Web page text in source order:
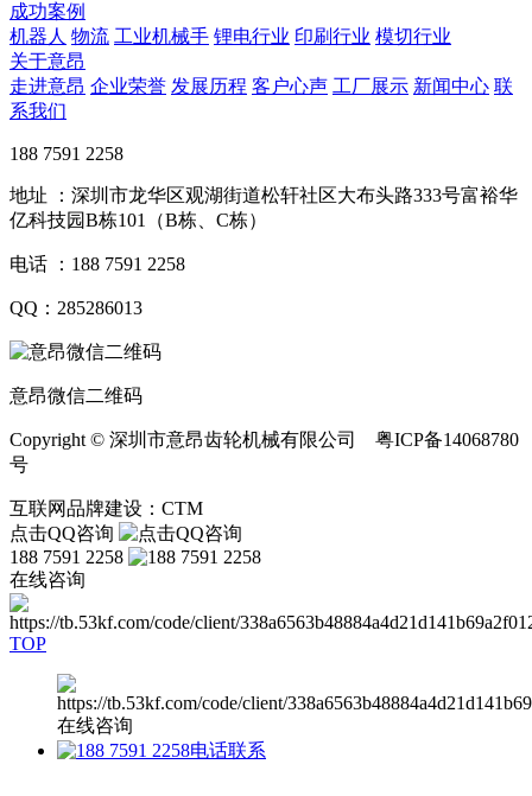
成功案例
机器人 物流 工业机械手 锂电行业 印刷行业 模切行业
关于意昂
走进意昂 企业荣誉 发展历程 客户心声 工厂展示 新闻中心 联
系我们
188 7591 2258
地址 ：深圳市龙华区观湖街道松轩社区大布头路333号富裕华
亿科技园B栋101（B栋、C栋）
电话 ：188 7591 2258
QQ：285286013
意昂微信二维码
Copyright © 深圳市意昂齿轮机械有限公司 粤ICP备14068780
号
互联网品牌建设：CTM
点击QQ咨询
188 7591 2258
在线咨询
TOP
在线咨询
电话联系